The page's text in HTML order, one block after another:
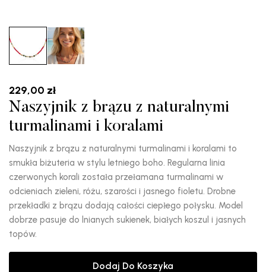
229,00 zł
Naszyjnik z brązu z naturalnymi
turmalinami i koralami
Naszyjnik z brązu z naturalnymi turmalinami i koralami to
smukła biżuteria w stylu letniego boho. Regularna linia
czerwonych korali została przełamana turmalinami w
odcieniach zieleni, różu, szarości i jasnego fioletu. Drobne
przekładki z brązu dodają całości ciepłego połysku. Model
dobrze pasuje do lnianych sukienek, białych koszul i jasnych
topów.
Dodaj Do Koszyka